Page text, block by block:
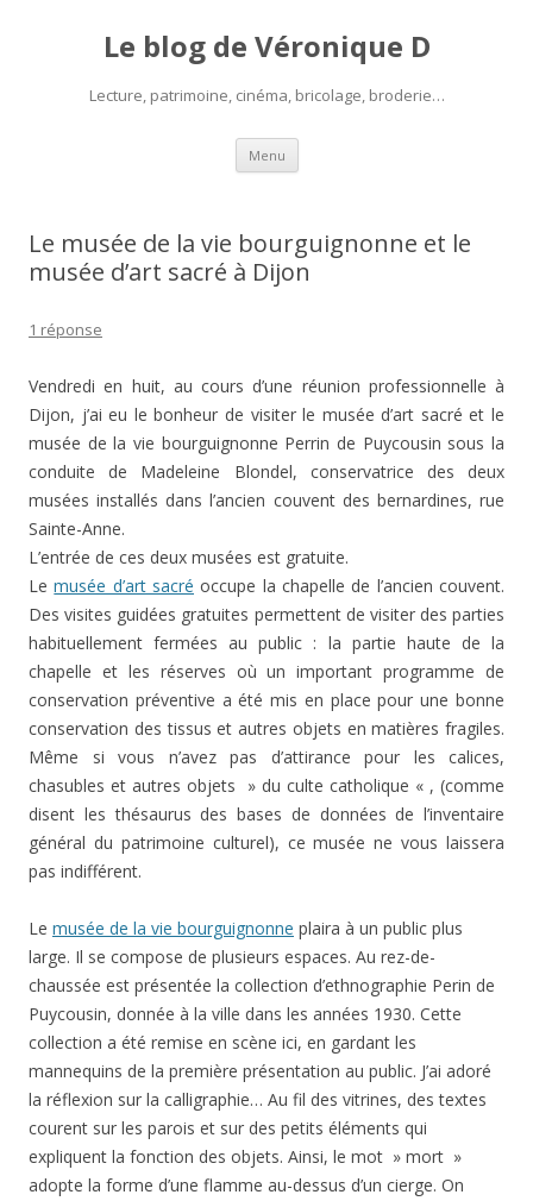
Le blog de Véronique D
Lecture, patrimoine, cinéma, bricolage, broderie…
Menu Aller
contenu
Le musée de la vie bourguignonne et le
musée d’art sacré à Dijon
1 réponse
Vendredi en huit, au cours d’une réunion professionnelle à
Dijon, j’ai eu le bonheur de visiter le musée d’art sacré et le
musée de la vie bourguignonne Perrin de Puycousin sous la
conduite de Madeleine Blondel, conservatrice des deux
musées installés dans l’ancien couvent des bernardines, rue
Sainte-Anne.
L’entrée de ces deux musées est gratuite.
Lemusée d’art sacré occupe la chapelle de l’ancien couvent.
Des visites guidées gratuites permettent de visiter des parties
habituellement fermées au public : la partie haute de la
chapelle et les réserves où un important programme de
conservation préventive a été mis en place pour une bonne
conservation des tissus et autres objets en matières fragiles.
Même si vous n’avez pas d’attirance pour les calices,
chasubles et autres objets » du culte catholique « , (comme
disent les thésaurus des bases de données de l’inventaire
général du patrimoine culturel), ce musée ne vous laissera
pas indifférent.
Le musée de la vie bourguignonne plaira à un public plus
large. Il se compose de plusieurs espaces. Au rez-de-
chaussée est présentée la collection d’ethnographie Perin de
Puycousin, donnée à la ville dans les années 1930. Cette
collection a été remise en scène ici, en gardant les
mannequins de la première présentation au public. J’ai adoré
la réflexion sur la calligraphie… Au fil des vitrines, des textes
courent sur les parois et sur des petits éléments qui
expliquent la fonction des objets. Ainsi, le mot » mort »
adopte la forme d’une flamme au-dessus d’un cierge. On